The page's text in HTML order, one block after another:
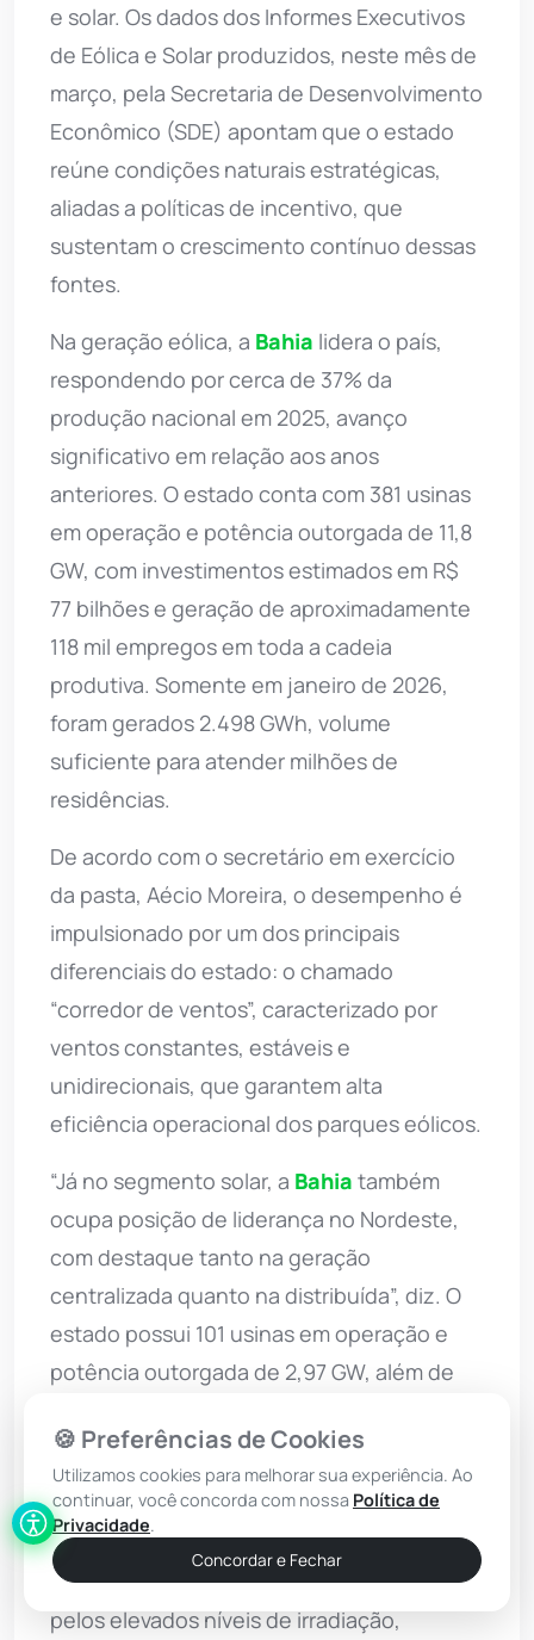
e solar. Os dados dos Informes Executivos
de Eólica e Solar produzidos, neste mês de
março, pela Secretaria de Desenvolvimento
Econômico (SDE) apontam que o estado
reúne condições naturais estratégicas,
aliadas a políticas de incentivo, que
sustentam o crescimento contínuo dessas
fontes.
Na geração eólica, a Bahia lidera o país,
respondendo por cerca de 37% da
produção nacional em 2025, avanço
significativo em relação aos anos
anteriores. O estado conta com 381 usinas
em operação e potência outorgada de 11,8
GW, com investimentos estimados em R$
77 bilhões e geração de aproximadamente
118 mil empregos em toda a cadeia
produtiva. Somente em janeiro de 2026,
foram gerados 2.498 GWh, volume
suficiente para atender milhões de
residências.
De acordo com o secretário em exercício
da pasta, Aécio Moreira, o desempenho é
impulsionado por um dos principais
diferenciais do estado: o chamado
“corredor de ventos”, caracterizado por
ventos constantes, estáveis e
unidirecionais, que garantem alta
eficiência operacional dos parques eólicos.
“Já no segmento solar, a Bahia também
ocupa posição de liderança no Nordeste,
com destaque tanto na geração
centralizada quanto na distribuída”, diz. O
estado possui 101 usinas em operação e
potência outorgada de 2,97 GW, além de
capacidade instalada alcança ainda 2,5 GW
na geração distribuída, presente em todos
os 417 municípios baianos.
O avanço da energia solar é sustentado
pelos elevados níveis de irradiação,
🍪 Preferências de Cookies
Utilizamos cookies para melhorar sua experiência. Ao
continuar, você concorda com nossa Política de
Privacidade.
Concordar e Fechar